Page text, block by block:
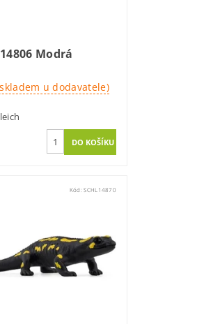
Modrá
u dodavatele)
Kód:SCHL14870